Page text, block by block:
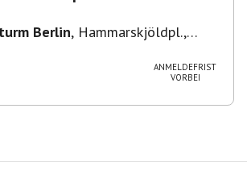
Berlin, Hammarskjöldpl.,
ANMELDEFRIST
VORBEI